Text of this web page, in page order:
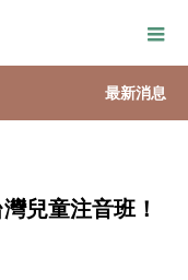
最新消息
兒童注音班！